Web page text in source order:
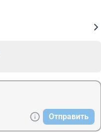
Отправить